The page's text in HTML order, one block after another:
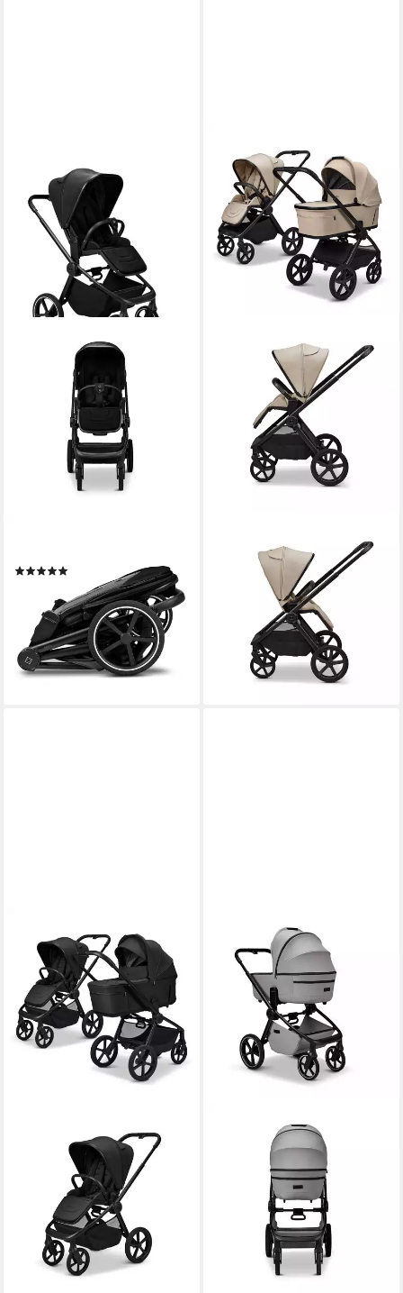
lieferbar - in 2-3 Werktagen bei dir
Kombi-Kinderwagen Gio Fold
Kombikinderwagen, Gestell
und Babywanne mit einem
Handgriff zusammenfaltbar
899,90 €
lieferbar - in 2-3 Werktagen bei dir
+1